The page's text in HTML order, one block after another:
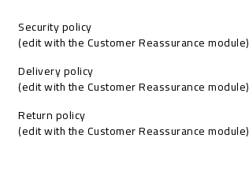
Security policy
(edit with the Customer Reassurance module)
Delivery policy
(edit with the Customer Reassurance module)
Return policy
(edit with the Customer Reassurance module)